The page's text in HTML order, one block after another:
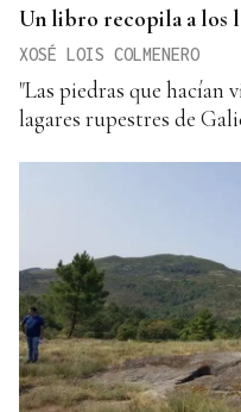
Un libro recopila a los
XOSÉ LOIS COLMENERO
"Las piedras que hacían
lagares rupestres de